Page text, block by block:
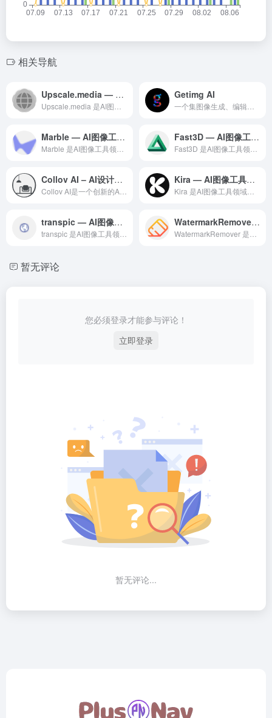
相关导航
Upscale.media — AI图像工具领域的专业 AI 工具 Getimg AI
Marble — AI图像工具领域的专业 AI 工具 Fast3D — AI图像工具领域的专业 AI 工具
Collov AI – AI设计工具 Kira — AI图像工具领域的专业 AI 工具
transpic — AI图像工具领域的专业 AI 工具 WatermarkRemover — AI图像工具领域的专业 AI 工具
暂无评论
您必须登录才能参与评论！
立即登录
暂无评论...